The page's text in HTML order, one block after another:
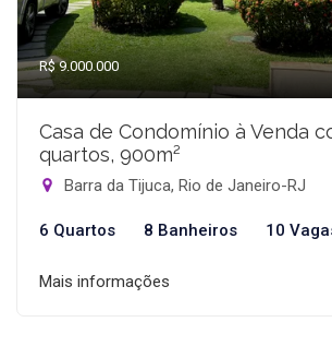
R$ 9.000.000
Casa de Condomínio à Venda
quartos, 900m²
Barra da Tijuca, Rio de Janeiro-RJ
6 Quartos 8 Banheiros 10
Mais informações